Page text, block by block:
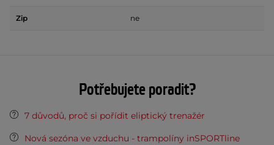
Zip ne
Potřebujete poradit?
7 důvodů, proč si pořídit eliptický trenažér
Nová sezóna ve vzduchu - trampolíny inSPORTline